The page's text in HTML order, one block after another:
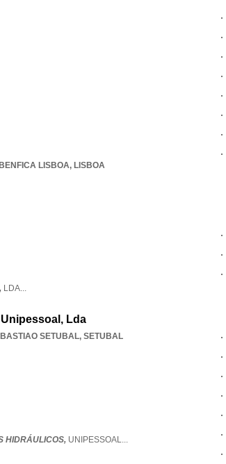
LISBOA, LISBOA
LDA...
Lda
SETUBAL, SETUBAL
HIDRÁULICOS, UNIPESSOAL...